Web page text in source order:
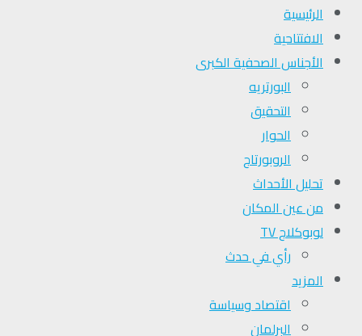
الرئيسية
الافتتاحية
الأجناس الصحفية الكبرى
البورتريه
التحقیق
الحوار
الروبورتاج
تحلیل الأحداث
من عين المكان
لوبوكلاج TV
رأي في حدث
المزيد
اقتصاد وسياسة
البرلمان